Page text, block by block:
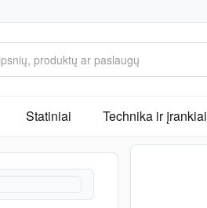
Statiniai Technika ir įrankiai